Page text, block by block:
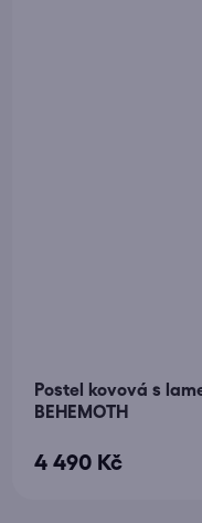
Postel kovová s
BEHEMOTH
4 490 Kč